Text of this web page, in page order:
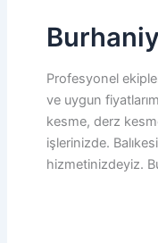
Profesyonel
ve uygun
kesme, derz
işlerinizde.
hizmetinizdeyiz.